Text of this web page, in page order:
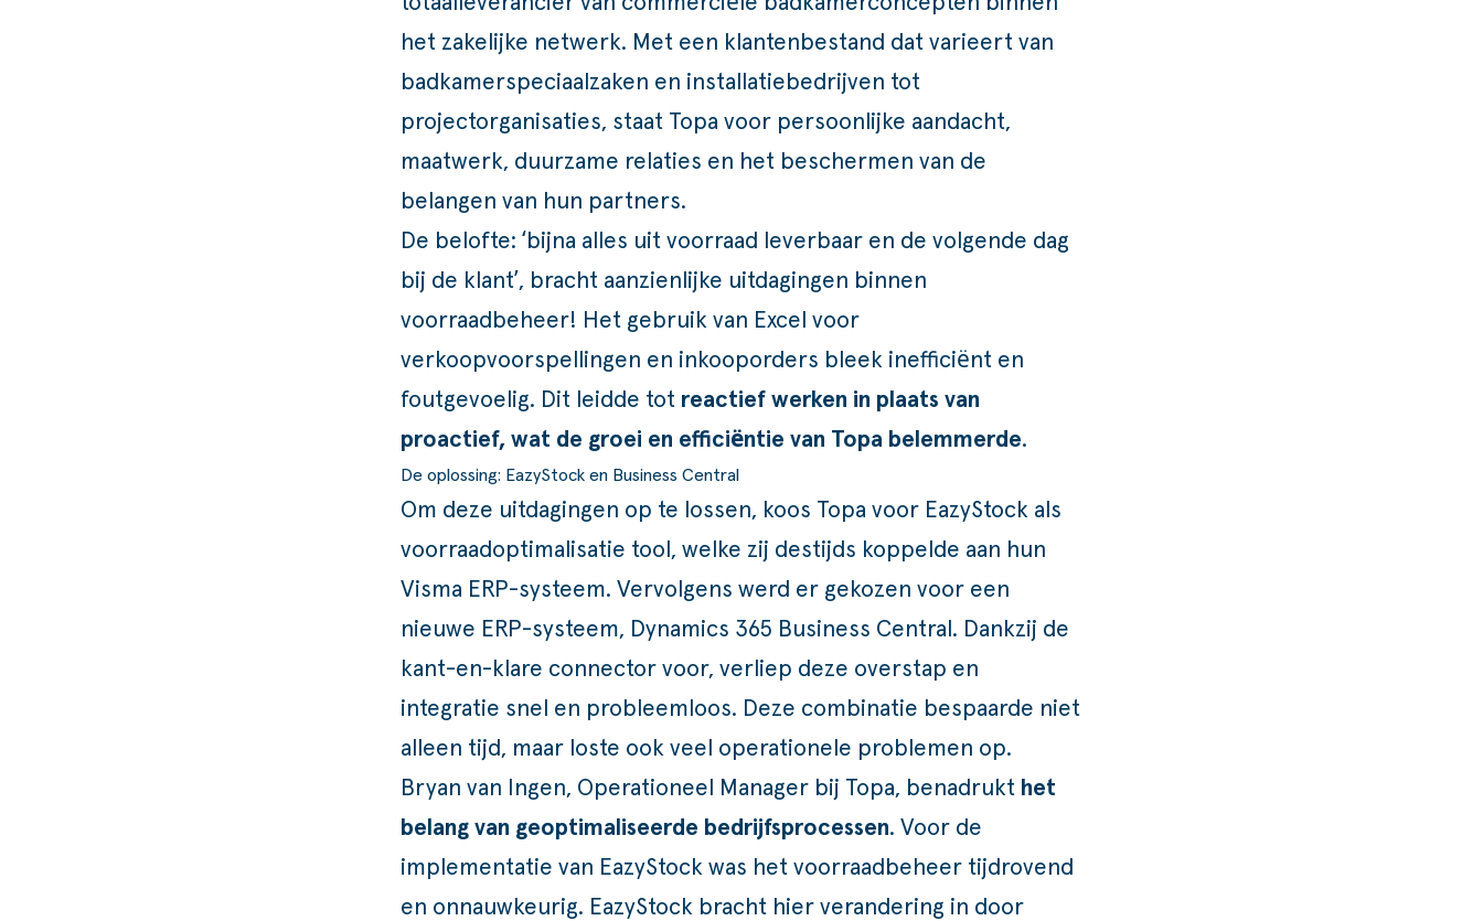
het zakelijke netwerk. Met een klantenbestand dat varieert van
badkamerspeciaalzaken en installatiebedrijven tot
projectorganisaties, staat Topa voor persoonlijke aandacht,
maatwerk, duurzame relaties en het beschermen van de
belangen van hun partners.
De belofte: ‘bijna alles uit voorraad leverbaar en de volgende dag
bij de klant’, bracht aanzienlijke uitdagingen binnen
voorraadbeheer! Het gebruik van Excel voor
verkoopvoorspellingen en inkooporders bleek inefficiënt en
foutgevoelig. Dit leidde tot reactief werken in plaats van
proactief, wat de groei en efficiëntie van Topa belemmerde.
De oplossing: EazyStock en Business Central
Om deze uitdagingen op te lossen, koos Topa voor EazyStock als
voorraadoptimalisatie tool , welke zij destijds koppelde aan hun
Visma ERP-systeem. Vervolgens werd er gekozen voor een
nieuwe ERP-systeem, Dynamics 365 Business Central. Dankzij de
kant-en-klare connector voor, verliep deze overstap en
integratie snel en probleemloos. Deze combinatie bespaarde niet
alleen tijd, maar loste ook veel operationele problemen op.
Bryan van Ingen, Operationeel Manager bij Topa, benadrukt het
belang van geoptimaliseerde bedrijfsprocessen. Voor de
implementatie van EazyStock was het voorraadbeheer tijdrovend
en onnauwkeurig. EazyStock bracht hier verandering in door